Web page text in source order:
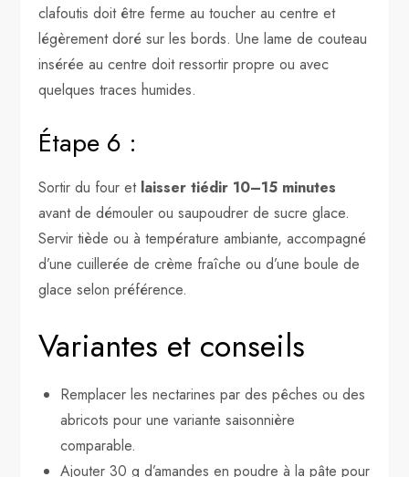
clafoutis doit être ferme au toucher au centre et
légèrement doré sur les bords. Une lame de couteau
insérée au centre doit ressortir propre ou avec
quelques traces humides.
Étape 6 :
Sortir du four et laisser tiédir 10–15 minutes
avant de démouler ou saupoudrer de sucre glace.
Servir tiède ou à température ambiante, accompagné
d’une cuillerée de crème fraîche ou d’une boule de
glace selon préférence.
Variantes et conseils
Remplacer les nectarines par des pêches ou des
abricots pour une variante saisonnière
comparable.
Ajouter 30 g d’amandes en poudre à la pâte pour